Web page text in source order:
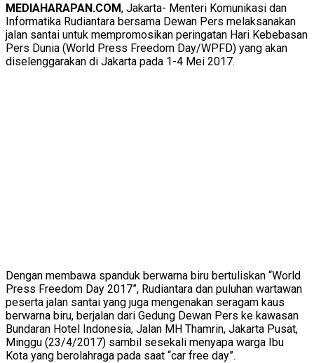
MEDIAHARAPAN.COM, Jakarta- Menteri Komunikasi dan
Informatika Rudiantara bersama Dewan Pers melaksanakan
jalan santai untuk mempromosikan peringatan Hari Kebebasan
Pers Dunia (World Press Freedom Day/WPFD) yang akan
diselenggarakan di Jakarta pada 1-4 Mei 2017.
Dengan membawa spanduk berwarna biru bertuliskan “World
Press Freedom Day 2017”, Rudiantara dan puluhan wartawan
peserta jalan santai yang juga mengenakan seragam kaus
berwarna biru, berjalan dari Gedung Dewan Pers ke kawasan
Bundaran Hotel Indonesia, Jalan MH Thamrin, Jakarta Pusat,
Minggu (23/4/2017) sambil sesekali menyapa warga Ibu
Kota yang berolahraga pada saat “car free day”.